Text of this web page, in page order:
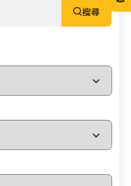
搜尋
小
心
復
甦
及